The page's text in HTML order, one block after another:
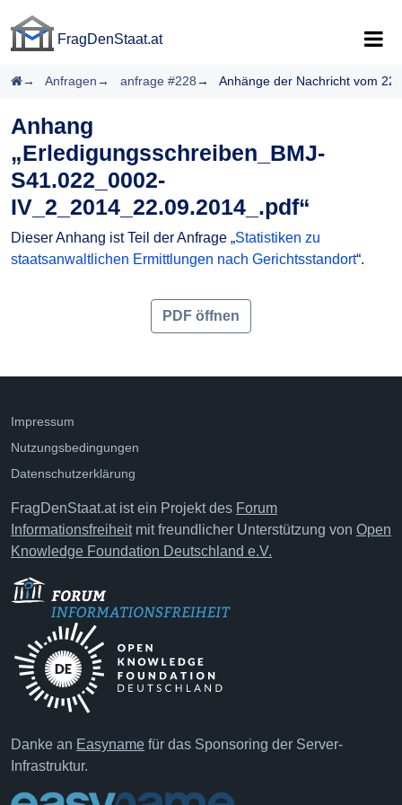
FragDenStaat.at
Startseite
Anfragen anfrage #228 Anhänge der Nachricht vom
Anhang
„Erledigungsschreiben_BMJ-
S41.022_0002-
IV_2_2014_22.09.2014_.pdf“
Dieser Anhang ist Teil der Anfrage „Statistiken zu
staatsanwaltlichen Ermittlungen nach Gerichtsstandort“.
PDF öffnen
Impressum
Nutzungsbedingungen
Datenschutzerklärung
FragDenStaat.at ist ein Projekt des Forum
Informationsfreiheitmit freundlicher Unterstützung von Open
Knowledge Foundation Deutschland e.V.
Danke an Easyname für das Sponsoring der Server-
Infrastruktur.